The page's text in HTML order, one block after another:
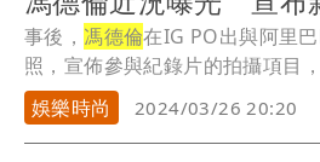
事後， 馮德倫在IG PO出與阿里
照，宣佈參與紀錄片的拍攝項目
娛樂時尚
2024/03/26 20:20